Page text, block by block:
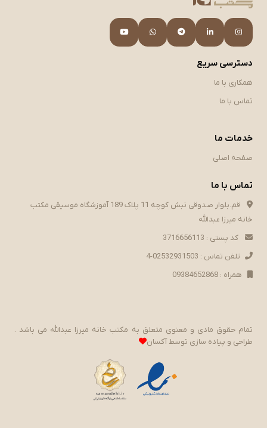
دسترسی سریع
همکاری با ما
تماس با ما
خدمات ما
صفحه اصلی
تماس با ما
قم.بلوار صدوقی نبش کوچه 11 پلاک 189 آموزشگاه موسیقی مکتب
خانه میرزا عبدالله
کد پستی : 3716656113
تلفن تماس : 02532931503-4
همراه : 09384652868
تمام حقوق مادی و معنوی متعلق به مکتب خانه میرزا عبدالله می باشد .
طراحی و پیاده سازی توسطآکسان